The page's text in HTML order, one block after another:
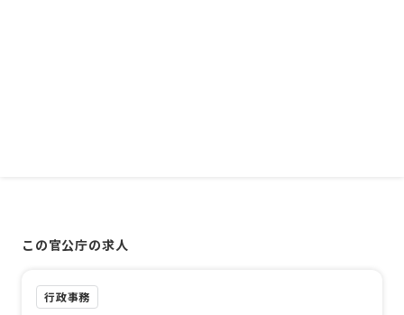
この官公庁の求人
行政事務